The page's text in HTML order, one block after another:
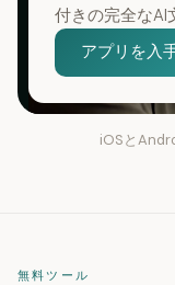
付きの完全なAI
アプリを入
iOSと
無料ツール